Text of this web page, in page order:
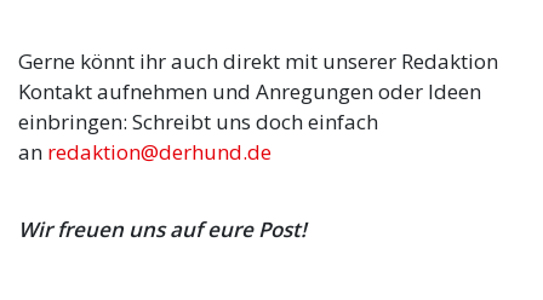
Gerne könnt ihr auch direkt mit unserer Redaktion
Kontakt aufnehmen und Anregungen oder Ideen
einbringen: Schreibt uns doch einfach
an redaktion@derhund.de
Wir freuen uns auf eure Post!